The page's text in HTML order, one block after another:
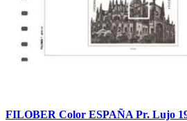
FILOBER Color ESPAÑA Pr. Lujo